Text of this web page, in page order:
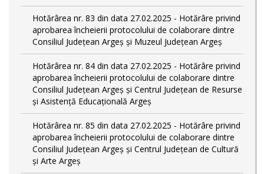
Hotărârea nr. 83 din data 27.02.2025 - Hotărâre privind
aprobarea încheierii protocolului de colaborare dintre
Consiliul Județean Argeș și Muzeul Județean Argeș
Hotărârea nr. 84 din data 27.02.2025 - Hotărâre privind
aprobarea încheierii protocolului de colaborare dintre
Consiliul Județean Argeș și Centrul Județean de Resurse
și Asistență Educațională Argeș
Hotărârea nr. 85 din data 27.02.2025 - Hotărâre privind
aprobarea încheierii protocolului de colaborare dintre
Consiliul Județean Argeș și Centrul Județean de Cultură
și Arte Argeș